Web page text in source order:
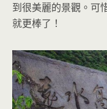
到很美麗的景觀。可
就更棒了！